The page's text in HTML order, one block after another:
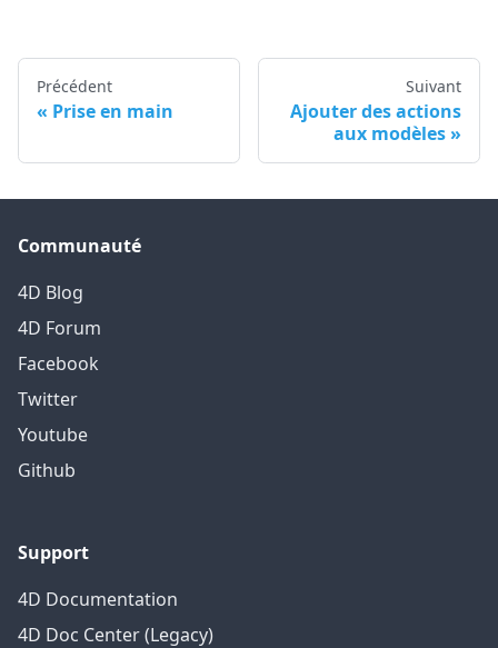
Précédent
Prise en main
Suivant
Ajouter des actions
aux modèles
Communauté
4D Blog
4D Forum
Facebook
Twitter
Youtube
Github
Support
4D Documentation
4D Doc Center (Legacy)